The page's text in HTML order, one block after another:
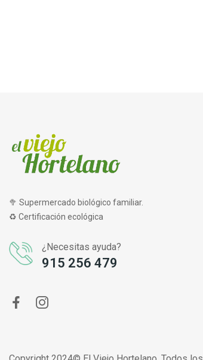
🥦 Supermercado biológico familiar.
♻ Certificación ecológica
¿Necesitas ayuda?
915 256 479